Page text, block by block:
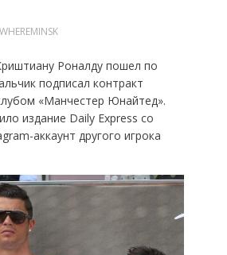
WHEREMINSK
Роналду пошел по
подписал контракт
«Манчестер Юнайтед».
издание Daily Express со
аккаунт другого игрока